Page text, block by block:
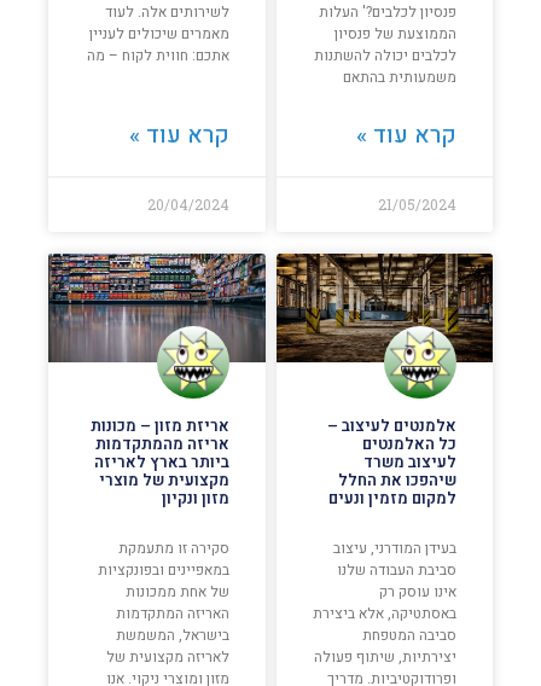
פנסיון לכלבים?' העלות
הממוצעת של פנסיון
לכלבים יכולה להשתנות
משמעותית בהתאם
קרא עוד »
21/05/2024
לשירותים אלה. לעוד
מאמרים שיכולים לעניין
אתכם: חווית לקוח – מה
קרא עוד »
20/04/2024
אלמנטים לעיצוב –
כל האלמנטים
לעיצוב משרד
שיהפכו את החלל
למקום מזמין ונעים
בעידן המודרני, עיצוב
סביבת העבודה שלנו
אינו עוסק רק
באסתטיקה, אלא ביצירת
סביבה המטפחת
יצירתיות, שיתוף פעולה
ופרודוקטיביות. מדריך
אריזת מזון – מכונות
אריזה מהמתקדמות
ביותר בארץ לאריזה
מקצועית של מוצרי
מזון ונקיון
סקירה זו מתעמקת
במאפיינים ובפונקציות
של אחת ממכונות
האריזה המתקדמות
בישראל, המשמשת
לאריזה מקצועית של
מזון ומוצרי ניקוי. אנו